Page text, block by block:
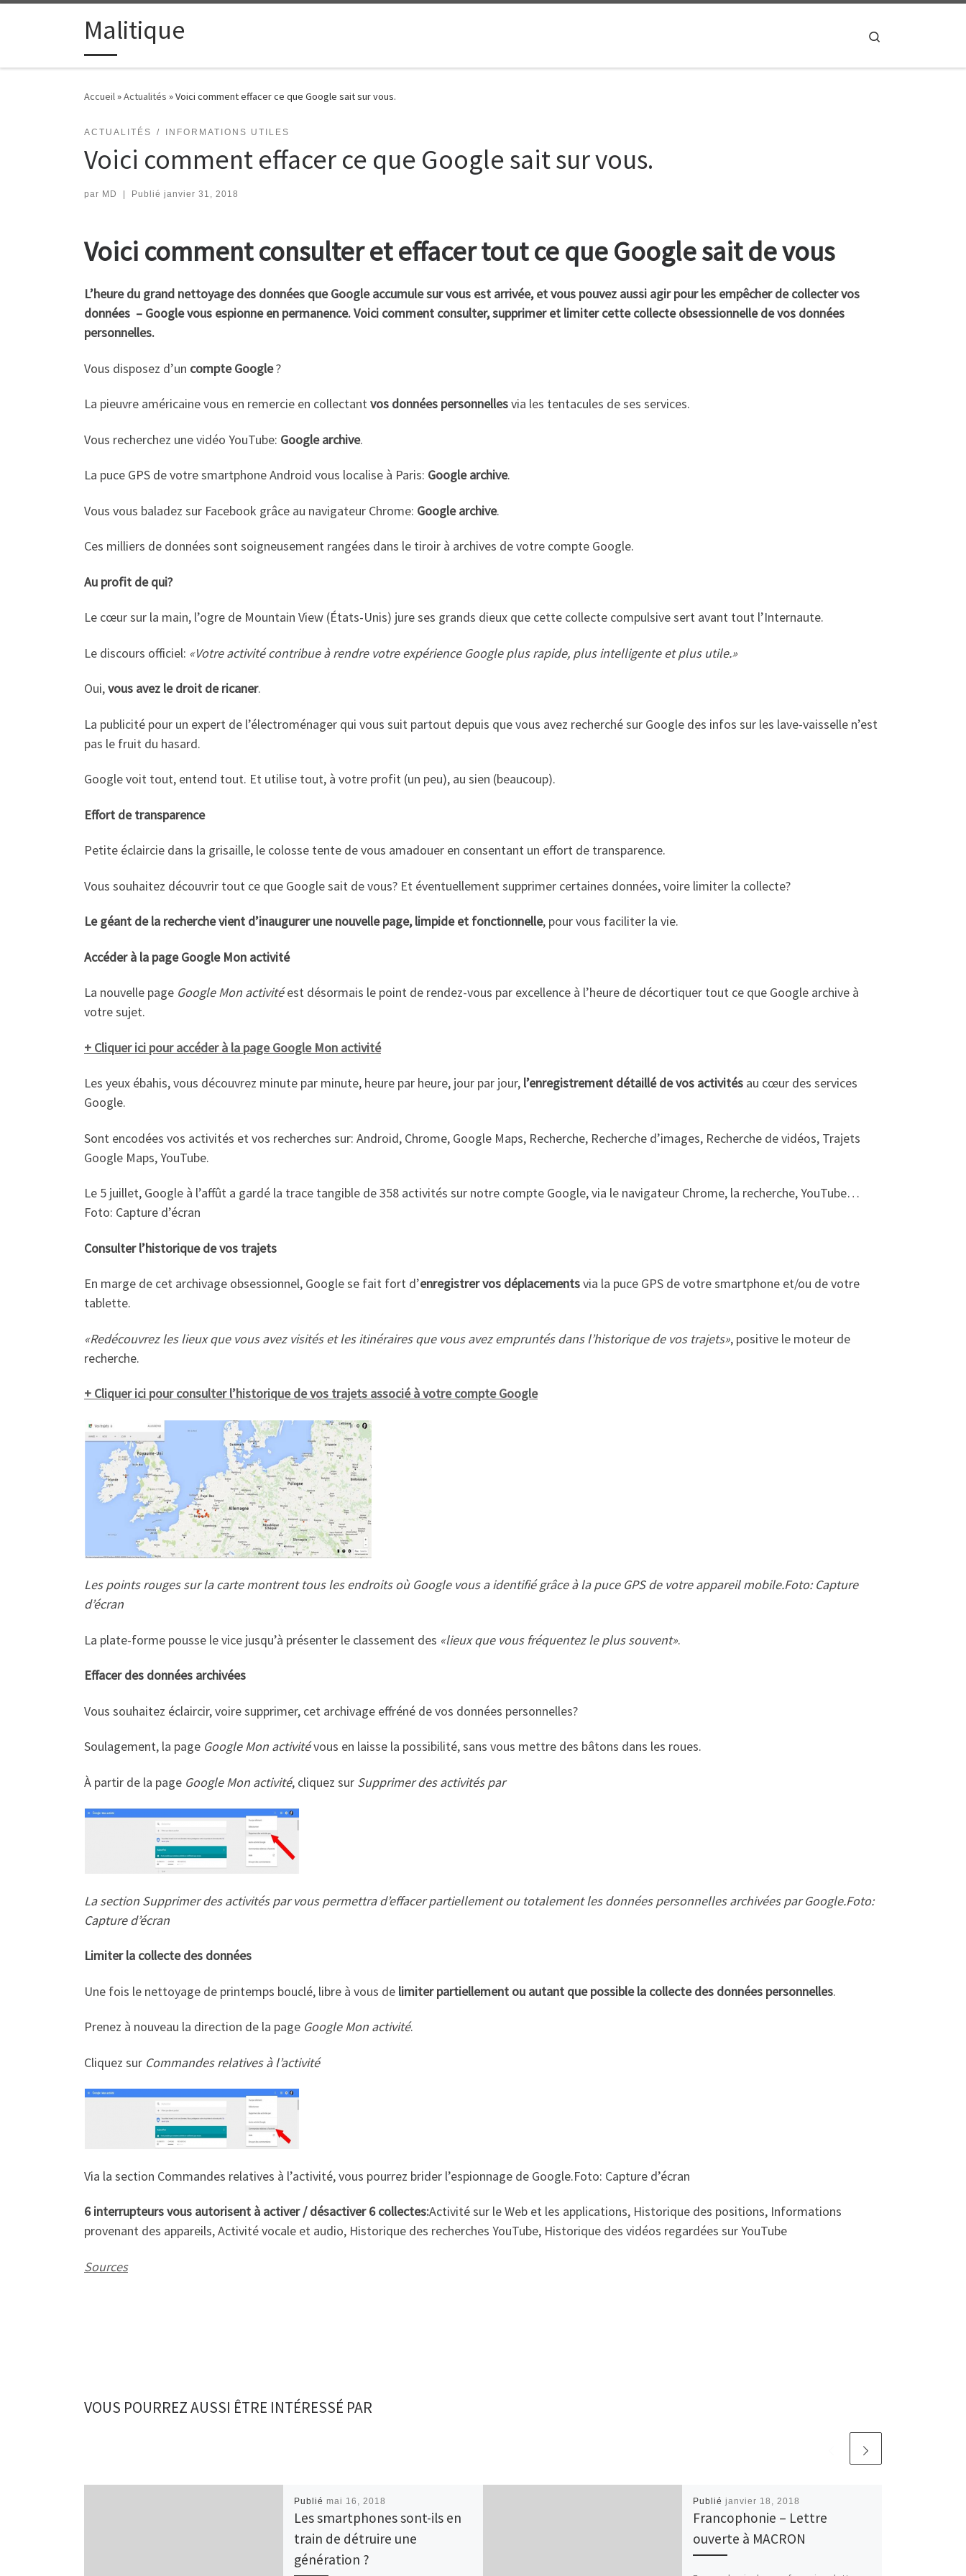
Passer au contenuMalitique
Accueil»Actualités »Voici comment effacer ce que Google sait sur vous.
ACTUALITÉS INFORMATIONS UTILES
Voici comment effacer ce que Google sait sur vous.
par MD Publié janvier 31, 2018
Voici comment consulter et effacer tout ce que Google sait de vous
L’heure du grand nettoyage des données que Google accumule sur vous est arrivée, et vous pouvez aussi agir pour les empêcher de collecter vos
données – Google vous espionne en permanence. Voici comment consulter, supprimer et limiter cette collecte obsessionnelle de vos données
personnelles.
Vous disposez d’un compte Google?
La pieuvre américaine vous en remercie en collectantvos données personnellesvia les tentacules de ses services.
Vous recherchez une vidéo YouTube: Google archive.
La puce GPS de votre smartphone Android vous localise à Paris: Google archive.
Vous vous baladez sur Facebook grâce au navigateur Chrome: Google archive.
Ces milliers de données sont soigneusement rangées dans le tiroir à archives de votre compte Google.
Au profit de qui?
Le cœur sur la main, l’ogre de Mountain View (États-Unis) jure ses grands dieux que cette collecte compulsive sert avant tout l’Internaute.
Le discours officiel: «Votre activité contribue à rendre votre expérience Google plus rapide, plus intelligente et plus utile.»
Oui,vous avez le droit de ricaner.
La publicité pour un expert de l’électroménager qui vous suit partout depuis que vous avez recherché sur Google des infos sur les lave-vaisselle n’est
pas le fruit du hasard.
Google voit tout, entend tout. Et utilise tout, à votre profit (un peu), au sien (beaucoup).
Effort de transparence
Petite éclaircie dans la grisaille, le colosse tente de vous amadouer en consentant un effort de transparence.
Vous souhaitez découvrir tout ce que Google sait de vous? Et éventuellement supprimer certaines données, voire limiter la collecte?
Le géant de la recherche vient d’inaugurer une nouvelle page, limpide et fonctionnelle, pour vous faciliter la vie.
Accéder à la page Google Mon activité
La nouvelle page Google Mon activitéest désormais le point de rendez-vous par excellence à l’heure de décortiquer tout ce que Google archive à
votre sujet.
+ Cliquer ici pour accéder à la page Google Mon activité
Les yeux ébahis, vous découvrez minute par minute, heure par heure, jour par jour, l’enregistrement détaillé de vos activités au cœur des services
Google.
Sont encodées vos activités et vos recherches sur: Android, Chrome, Google Maps, Recherche, Recherche d’images, Recherche de vidéos, Trajets
Google Maps, YouTube.
Le 5 juillet, Google à l’affût a gardé la trace tangible de 358 activités sur notre compte Google, via le navigateur Chrome, la recherche, YouTube…
Foto: Capture d’écran
Consulter l’historique de vos trajets
En marge de cet archivage obsessionnel, Google se fait fort d’enregistrer vos déplacementsvia la puce GPS de votre smartphone et/ou de votre
tablette.
«Redécouvrez les lieux que vous avez visités et les itinéraires que vous avez empruntés dans l’historique de vos trajets», positive le moteur de
recherche.
+ Cliquer ici pour consulter l’historique de vos trajets associé à votre compte Google
Les points rouges sur la carte montrent tous les endroits où Google vous a identifié grâce à la puce GPS de votre appareil mobile.Foto: Capture
d’écran
La plate-forme pousse le vice jusqu’à présenter le classement des «lieux que vous fréquentez le plus souvent».
Effacer des données archivées
Vous souhaitez éclaircir, voire supprimer, cet archivage effréné de vos données personnelles?
Soulagement, la page Google Mon activitévous en laisse la possibilité, sans vous mettre des bâtons dans les roues.
À partir de la page Google Mon activité, cliquez sur Supprimer des activités par
La section Supprimer des activités par vous permettra d’effacer partiellement ou totalement les données personnelles archivées par Google.Foto:
Capture d’écran
Limiter la collecte des données
Une fois le nettoyage de printemps bouclé, libre à vous de limiter partiellement ou autant que possible la collecte des données personnelles.
Prenez à nouveau la direction de la page Google Mon activité.
Cliquez sur Commandes relatives à l’activité
Via la section Commandes relatives à l’activité, vous pourrez brider l’espionnage de Google.Foto: Capture d’écran
6 interrupteurs vous autorisent à activer / désactiver 6 collectes:Activité sur le Web et les applications, Historique des positions, Informations
provenant des appareils, Activité vocale et audio, Historique des recherches YouTube, Historique des vidéos regardées sur YouTube
Sources
VOUS POURREZ AUSSI ÊTRE INTÉRESSÉ PAR
Publié mai 16, 2018
Les smartphones sont-ils en
train de détruire une
génération ?
Publié janvier 18, 2018
Francophonie – Lettre
ouverte à MACRON